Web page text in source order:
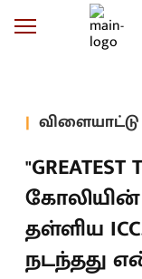
விளையாட்டு
"GREATEST
கோலியின்
தள்ளிய
நடந்தது